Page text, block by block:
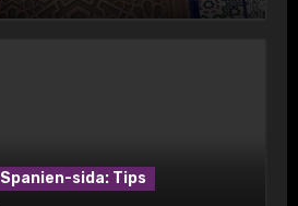
Spanien-sida: Tips